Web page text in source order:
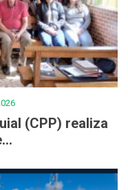
(CPP) realiza